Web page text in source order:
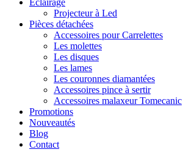
Eclairage
Projecteur à Led
Pièces détachées
Accessoires pour Carrelettes
Les molettes
Les disques
Les lames
Les couronnes diamantées
Accessoires pince à sertir
Accessoires malaxeur Tomecanic
Promotions
Nouveautés
Blog
Contact